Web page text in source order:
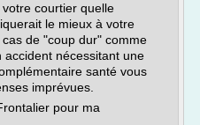
courtier quelle
le mieux à votre
de "coup dur" comme
nécessitant une
santé vous
imprévues.
pour ma